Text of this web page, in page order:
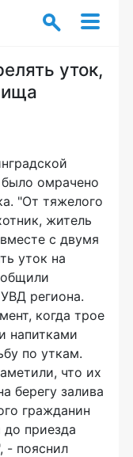
уток,
омрачено
"От тяжелого
житель
с двумя
уток на
региона.
когда трое
напитками
по уткам.
что их
берегу залива
гражданин
до приезда
- пояснил